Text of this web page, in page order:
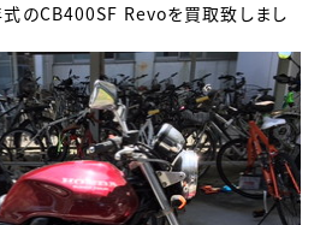
のCB400SF Revoを買取致しまし